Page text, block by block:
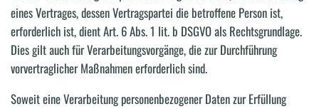
eines Vertrages, dessen Vertragspartei die betroffene Person ist,
erforderlich ist, dient Art. 6 Abs. 1 lit. b DSGVO als Rechtsgrundlage.
Dies gilt auch für Verarbeitungsvorgänge, die zur Durchführung
vorvertraglicher Maßnahmen erforderlich sind.
Soweit eine Verarbeitung personenbezogener Daten zur Erfüllung